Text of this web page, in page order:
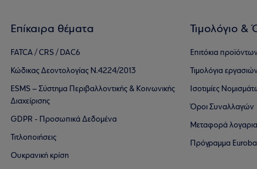
Επίκαιρα θέματα
FATCA / CRS / DAC6
Κώδικας Δεοντολογίας Ν.4224/2013
ESMS – Σύστημα Περιβαλλοντικής & Κοινωνικής
Διαχείρισης
GDPR - Προσωπικά Δεδομένα
Τιτλοποιήσεις
Ουκρανική κρίση
Τιμολόγιο
Επιτόκια
Τιμολόγια
Ισοτιμίες
Όροι Συναλλαγών
Μεταφορά
Πρόγραμμα